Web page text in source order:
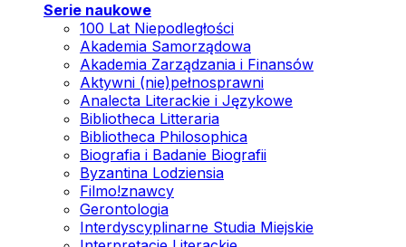
Serie naukowe
100 Lat Niepodległości
Akademia Samorządowa
Akademia Zarządzania i Finansów
Aktywni (nie)pełnosprawni
Analecta Literackie i Językowe
Bibliotheca Litteraria
Bibliotheca Philosophica
Biografia i Badanie Biografii
Byzantina Lodziensia
Filmo!znawcy
Gerontologia
Interdyscyplinarne Studia Miejskie